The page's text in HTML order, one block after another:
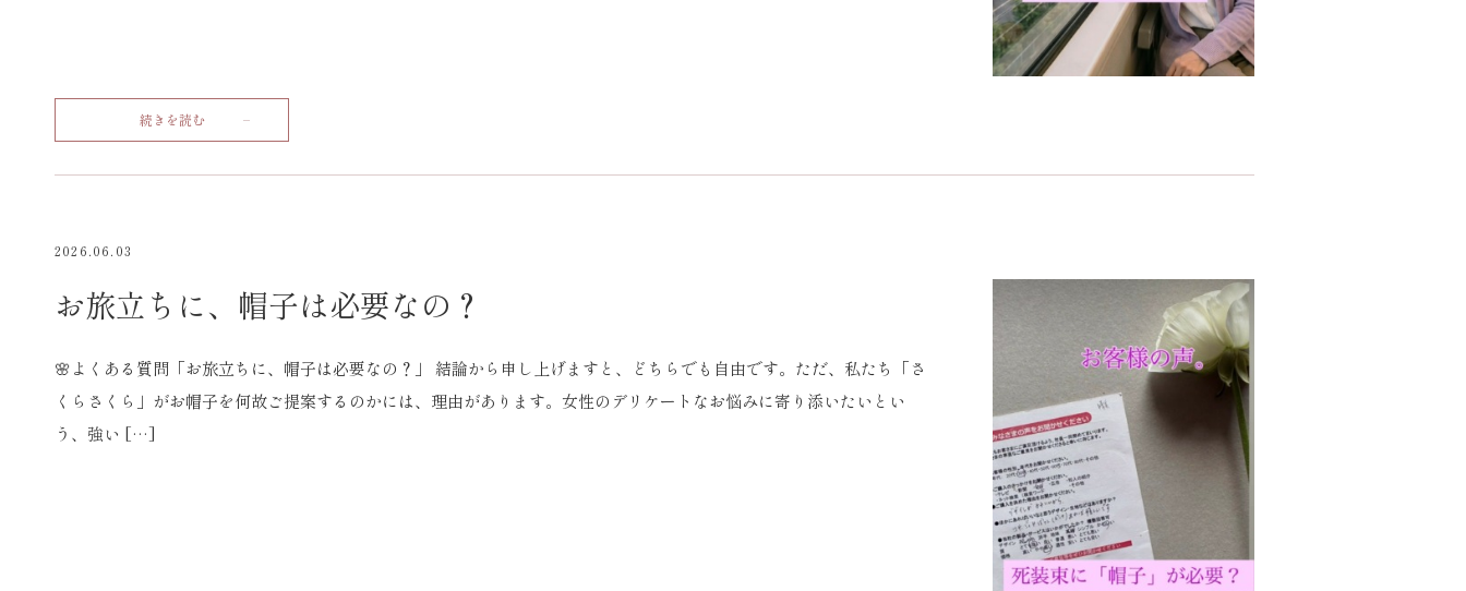
続きを読む
2026.06.03
お旅立ちに、帽子は必要なの？
🌸よくある質問「お旅立ちに、帽子は必要なの？」 結論から申し上げますと、どちらでも自由です。ただ、私たち「さ
くらさくら」がお帽子を何故ご提案するのかには、理由があります。女性のデリケートなお悩みに寄り添いたいとい
う、強い […]